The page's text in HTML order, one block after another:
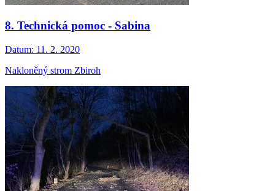
8. Technická pomoc - Sabina
Datum: 11. 2. 2020
Nakloněný strom Zbiroh